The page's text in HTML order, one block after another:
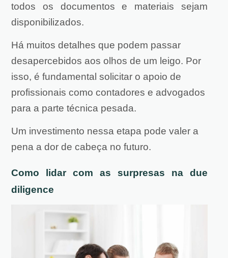
todos os documentos e materiais sejam
disponibilizados.
Há muitos detalhes que podem passar
desapercebidos aos olhos de um leigo. Por
isso, é fundamental solicitar o apoio de
profissionais como contadores e advogados
para a parte técnica pesada.
Um investimento nessa etapa pode valer a
pena a dor de cabeça no futuro.
Como lidar com as surpresas na due
diligence